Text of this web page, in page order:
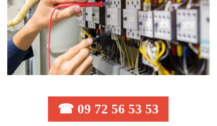
☎ 09 72 56 53 53